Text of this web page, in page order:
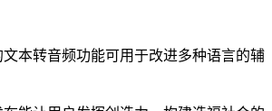
本转音频功能可用于改进多种语言的辅